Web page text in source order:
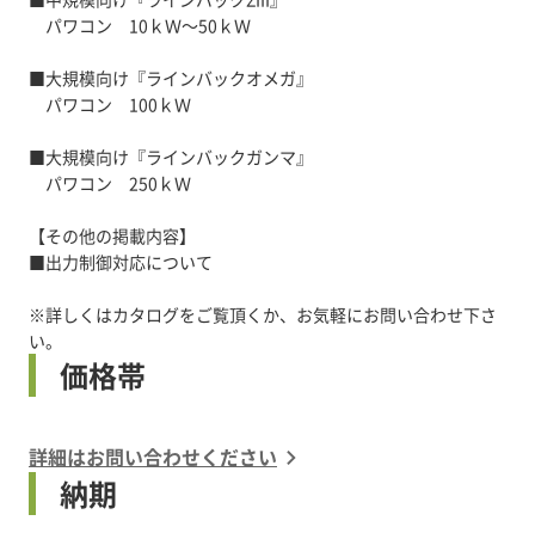
パワコン 10ｋＷ～50ｋＷ
■大規模向け『ラインバックオメガ』
パワコン 100ｋＷ
■大規模向け『ラインバックガンマ』
パワコン 250ｋＷ
【その他の掲載内容】
■出力制御対応について
※詳しくはカタログをご覧頂くか、お気軽にお問い合わせ下さ
い。
価格帯
詳細はお問い合わせください
納期